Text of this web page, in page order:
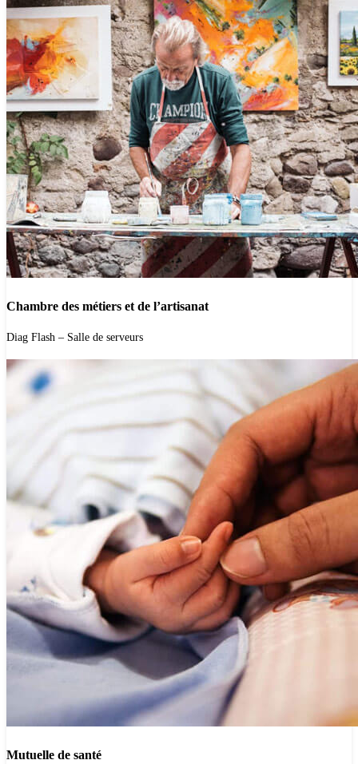
'.get_the_title().'
Chambre des métiers et de l’artisanat
Diag Flash – Salle de serveurs
'.get_the_title().'
Mutuelle de santé